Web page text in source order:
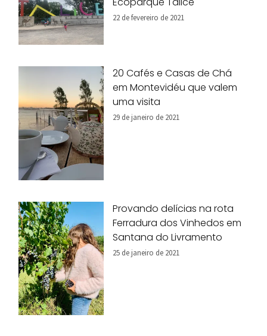
22 de fevereiro de 2021
20 Cafés e Casas de Chá
em Montevidéu que valem
uma visita
29 de janeiro de 2021
Provando delícias na rota
Ferradura dos Vinhedos em
Santana do Livramento
25 de janeiro de 2021